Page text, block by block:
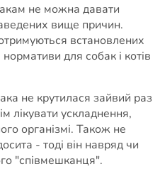
не можна давати
вище причин.
встановлених
для собак і котів
не крутилася зайвий раз
лікувати ускладнення,
організмі. Також не
- тоді він навряд чи
"співмешканця".